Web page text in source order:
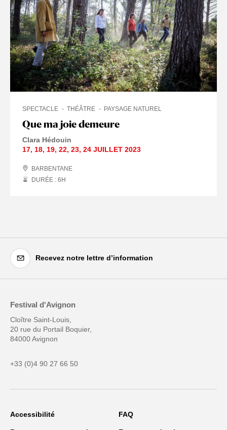
Que ma joie demeure
SPECTACLE THÉÂTRE PAYSAGE NATUREL
Clara Hédouin
17, 18, 19, 22, 23, 24 JUILLET 2023
BARBENTANE
DURÉE : 6H
Recevez notre lettre d’information
Festival d'Avignon
Cloître Saint-Louis,
20 rue du Portail Boquier,
84000 Avignon
+33 (0)4 90 27 66 50
Accessibilité FAQ